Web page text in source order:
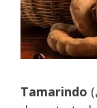
Tamarindo (التمر هندي) es un árbol verde